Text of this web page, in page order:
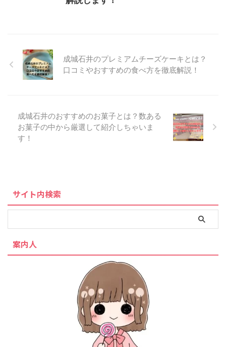
成城石井のプレミアムチーズケーキとは？
口コミやおすすめの食べ方を徹底解説！
成城石井のおすすめのお菓子とは？数ある
お菓子の中から厳選して紹介しちゃいま
す！
サイト内検索
案内人